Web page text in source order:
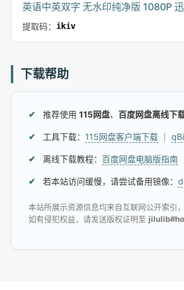
英语中英双字 无水印纯净版 1080P
提取码： ikiv
下载帮助
推荐使用 115网盘、 百度网盘离线下
工具下载： 115网盘客户端下载
离线下载教程： 百度网盘电脑版指南
若本站访问缓慢，请尝试备用镜像：
本站所展示资源信息均来自互联网公开索引
如有侵犯权益，请发送版权证明至